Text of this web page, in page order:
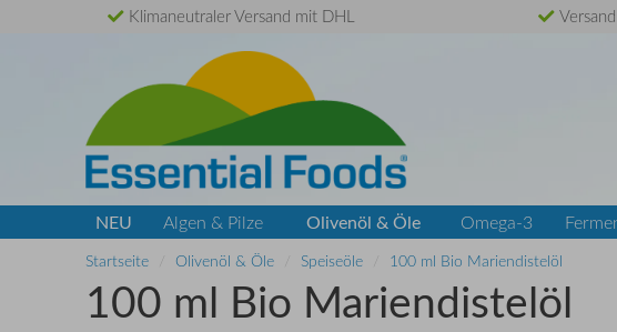
Klimaneutraler Versand mit DHL
NEU Algen & Pilze Olivenöl & Öle Omega-3
Startseite Olivenöl & Öle Speiseöle 100 ml Bio Mariendistelöl
100 ml Bio Mariendistelöl